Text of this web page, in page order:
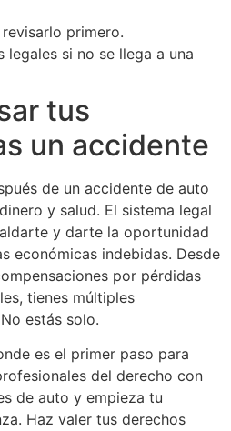
primero.
legales si no se llega a una
tus
un accidente
de un accidente de auto
y salud. El sistema legal
y darte la oportunidad
económicas indebidas. Desde
por pérdidas
tienes múltiples
estás solo.
es el primer paso para
del derecho con
de auto y empieza tu
Haz valer tus derechos